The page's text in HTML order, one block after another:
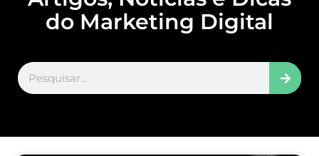
do Marketing Digital